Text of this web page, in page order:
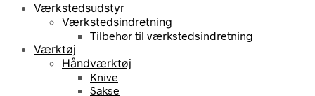
Værkstedsudstyr
Værkstedsindretning
Tilbehør til værkstedsindretning
Værktøj
Håndværktøj
Knive
Sakse